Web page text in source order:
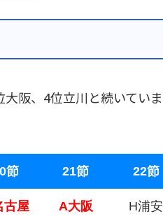
阪、4位立川と続いていま
節 21節 22節
古屋 A大阪 H浦安